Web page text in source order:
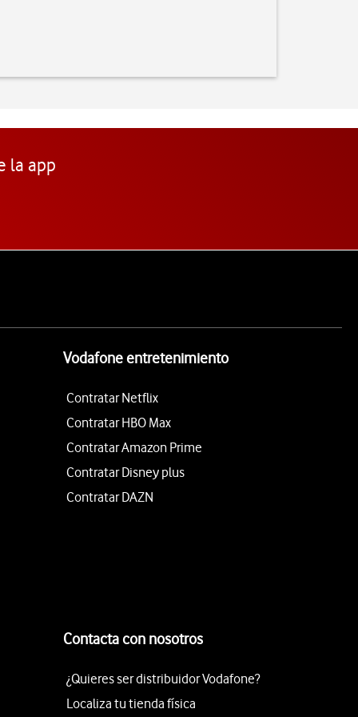
la app
Vodafone entretenimiento
Contratar Netflix
Contratar HBO Max
Contratar Amazon Prime
Contratar Disney plus
Contratar DAZN
Contacta con nosotros
¿Quieres ser distribuidor Vodafone?
Localiza tu tienda física